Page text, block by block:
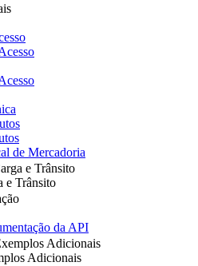
de Mercadoria
e Trânsito
e Trânsito
da API
Adicionais
Adicionais